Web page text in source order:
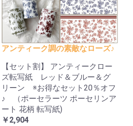
アンティーク調の素敵なローズ♪
【セット割】 アンティークロー
ズ転写紙 レッド＆ブルー＆グ
リーン ※お得なセット20％オフ
♪ （ポーセラーツ ポーセリンア
ート 花柄 転写紙)
￥2,904